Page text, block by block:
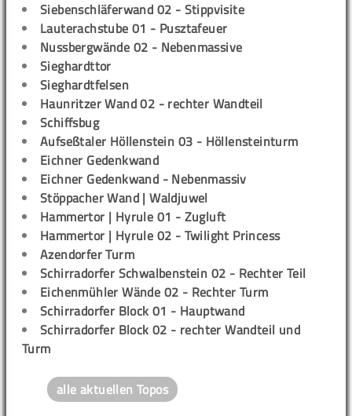
Siebenschläferwand 02 - Stippvisite
Lauterachstube 01 - Pusztafeuer
Nussbergwände 02 - Nebenmassive
Sieghardttor
Sieghardtfelsen
Haunritzer Wand 02 - rechter Wandteil
Schiffsbug
Aufseßtaler Höllenstein 03 - Höllensteinturm
Eichner Gedenkwand
Eichner Gedenkwand - Nebenmassiv
Stöppacher Wand | Waldjuwel
Hammertor | Hyrule 01 - Zugluft
Hammertor | Hyrule 02 - Twilight Princess
Azendorfer Turm
Schirradorfer Schwalbenstein 02 - Rechter Teil
Eichenmühler Wände 02 - Rechter Turm
Schirradorfer Block 01 - Hauptwand
Schirradorfer Block 02 - rechter Wandteil und
Turm
alle aktuellen Topos